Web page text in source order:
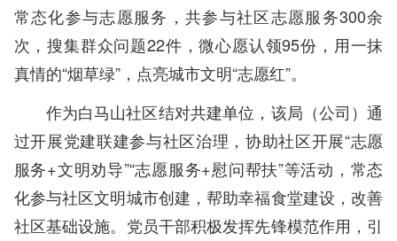
常态化参与志愿服务，共参与社区志愿服务300余
次，搜集群众问题22件，微心愿认领95份，用一抹
真情的“烟草绿”，点亮城市文明“志愿红”。
作为白马山社区结对共建单位，该局（公司）通
过开展党建联建参与社区治理，协助社区开展“志愿
服务+文明劝导”“志愿服务+慰问帮扶”等活动，常态
化参与社区文明城市创建，帮助幸福食堂建设，改善
社区基础设施。党员干部积极发挥先锋模范作用，引